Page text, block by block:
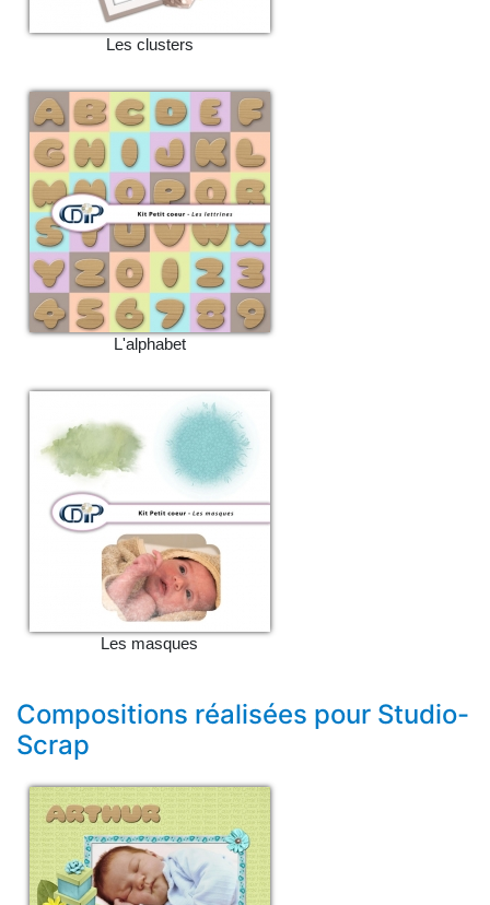
Les clusters
L'alphabet
Les masques
Compositions réalisées pour Studio-
Scrap